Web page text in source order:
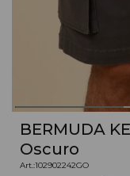
BERMUDA
Oscuro
102902242GO